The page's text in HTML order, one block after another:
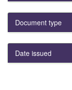
Document type
Date issued